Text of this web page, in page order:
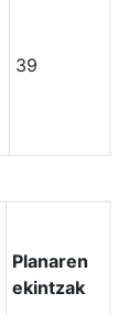
39
Planaren
ekintzak